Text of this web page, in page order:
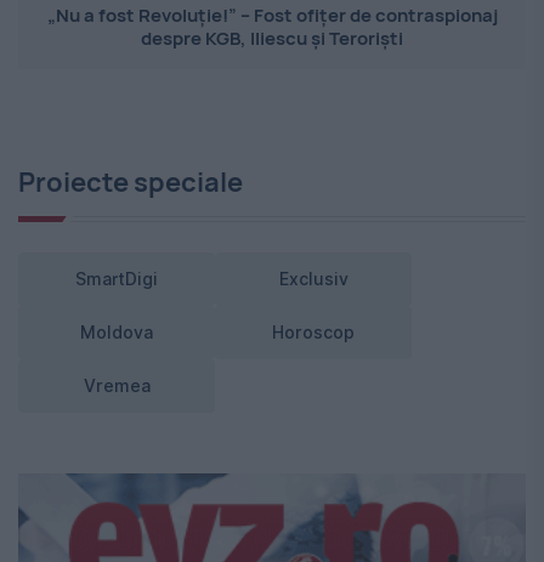
„Nu a fost Revoluție!” – Fost ofițer de contraspionaj
despre KGB, Iliescu și Teroriști
Proiecte speciale
SmartDigi Exclusiv
Moldova Horoscop
Vremea